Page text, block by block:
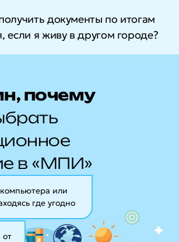
документы по итогам
если я живу в другом городе?
почему
в «МПИ»
или
где угодно
от